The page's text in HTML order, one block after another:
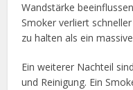
Wandstärke
Smoker verliert
zu halten als ein
Ein weiterer Nachteil
und Reinigung. Ein